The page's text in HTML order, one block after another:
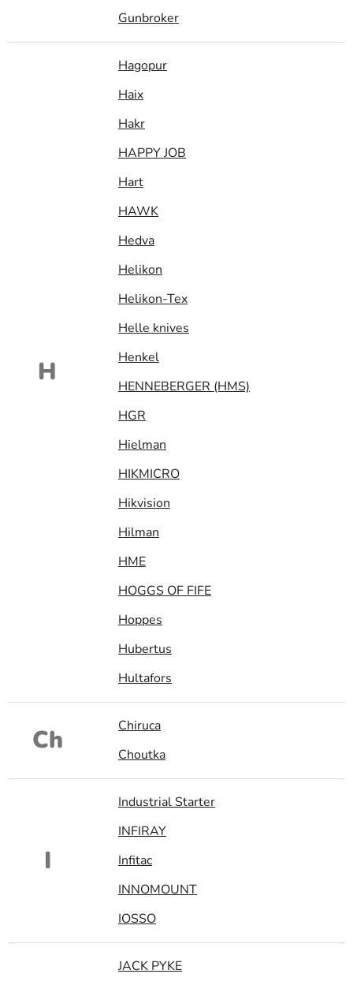
Gunbroker
H
Hagopur
Haix
Hakr
HAPPY JOB
Hart
HAWK
Hedva
Helikon
Helikon-Tex
Helle knives
Henkel
HENNEBERGER (HMS)
HGR
Hielman
HIKMICRO
Hikvision
Hilman
HME
HOGGS OF FIFE
Hoppes
Hubertus
Hultafors
Ch
Chiruca
Choutka
I
Industrial Starter
INFIRAY
Infitac
INNOMOUNT
IOSSO
JACK PYKE